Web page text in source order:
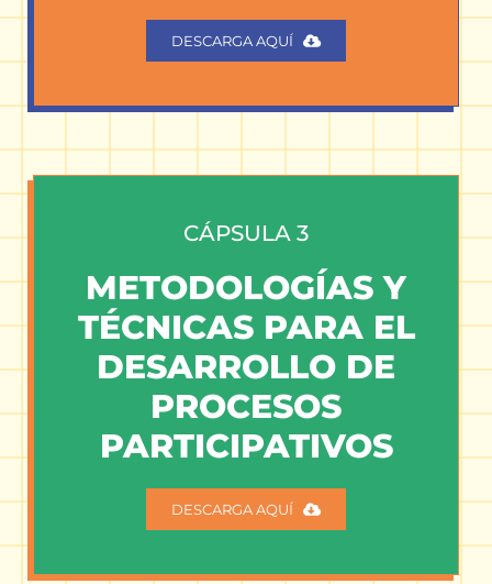
DESCARGA AQUÍ
CÁPSULA 3
METODOLOGÍAS Y
TÉCNICAS PARA EL
DESARROLLO DE
PROCESOS
PARTICIPATIVOS
DESCARGA AQUÍ